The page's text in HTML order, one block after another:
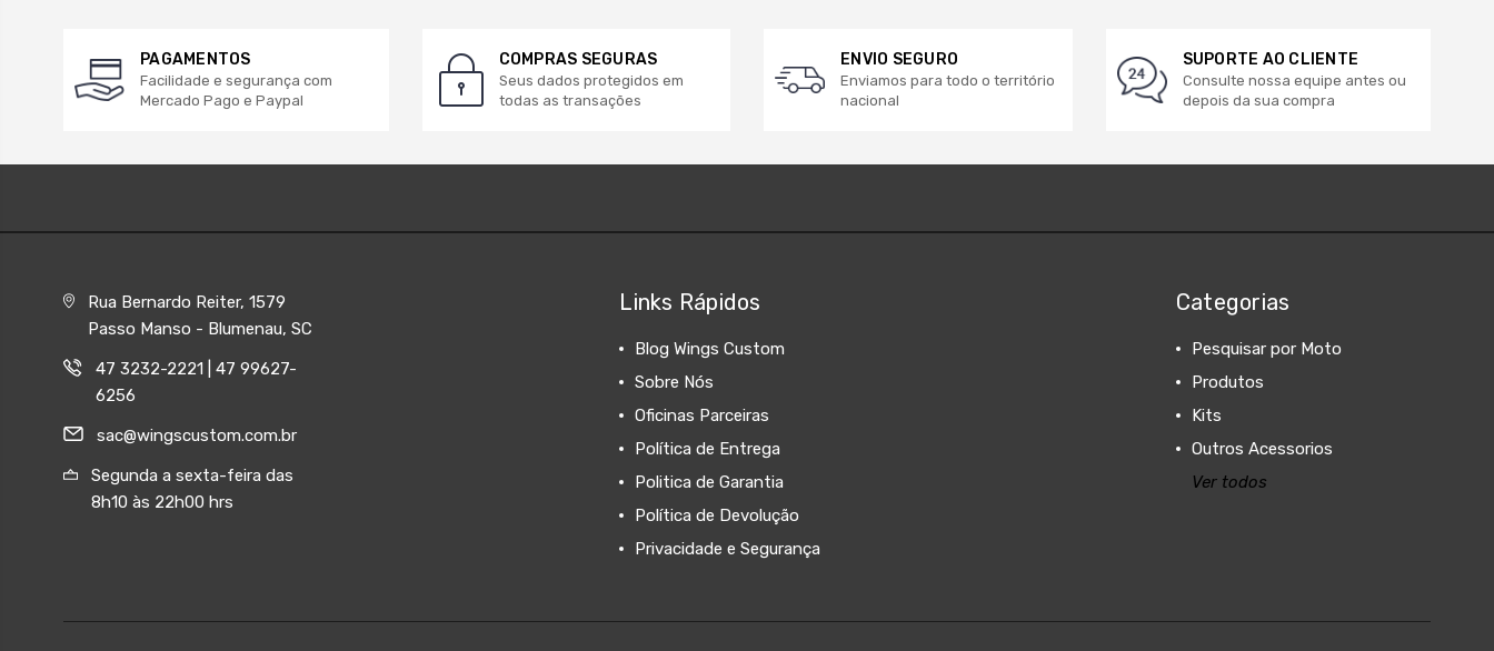
PAGAMENTOS
Facilidade e segurança com
Mercado Pago e Paypal
COMPRAS SEGURAS
Seus dados protegidos em
todas as transações
ENVIO SEGURO
Enviamos para todo o território
nacional
SUPORTE AO CLIENTE
Consulte nossa equipe antes ou
depois da sua compra
Rua Bernardo Reiter, 1579
Passo Manso - Blumenau, SC
47 3232-2221 | 47 99627-
6256
sac@wingscustom.com.br
Segunda a sexta-feira das
8h10 às 22h00 hrs
Links Rápidos
Blog Wings Custom
Sobre Nós
Oficinas Parceiras
Política de Entrega
Politica de Garantia
Política de Devolução
Privacidade e Segurança
Categorias
Pesquisar por Moto
Produtos
Kits
Outros Acessorios
Ver todos